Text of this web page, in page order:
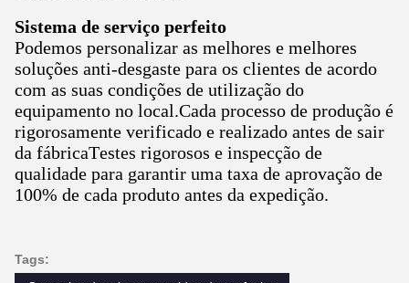
Sistema de serviço perfeito
Podemos personalizar as melhores e melhores
soluções anti-desgaste para os clientes de acordo
com as suas condições de utilização do
equipamento no local.Cada processo de produção é
rigorosamente verificado e realizado antes de sair
da fábricaTestes rigorosos e inspecção de
qualidade para garantir uma taxa de aprovação de
100% de cada produto antes da expedição.
Tags: